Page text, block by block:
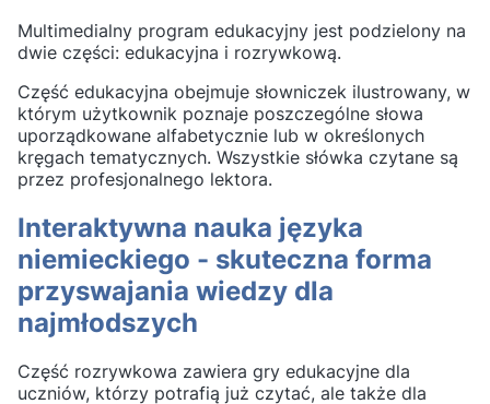
Multimedialny program edukacyjny jest podzielony na
dwie części: edukacyjna i rozrywkową.
Część edukacyjna obejmuje słowniczek ilustrowany, w
którym użytkownik poznaje poszczególne słowa
uporządkowane alfabetycznie lub w określonych
kręgach tematycznych. Wszystkie słówka czytane są
przez profesjonalnego lektora.
Interaktywna nauka języka
niemieckiego - skuteczna forma
przyswajania wiedzy dla
najmłodszych
Część rozrywkowa zawiera gry edukacyjne dla
uczniów, którzy potrafią już czytać, ale także dla